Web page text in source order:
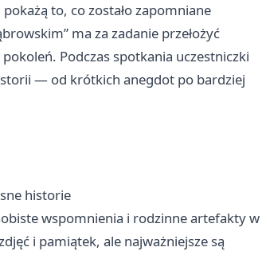
to, co zostało zapomniane
ma za zadanie przełożyć
Podczas spotkania uczestniczki
— od krótkich anegdot po bardziej
historie
wspomnienia i rodzinne artefakty w
i pamiątek, ale najważniejsze są